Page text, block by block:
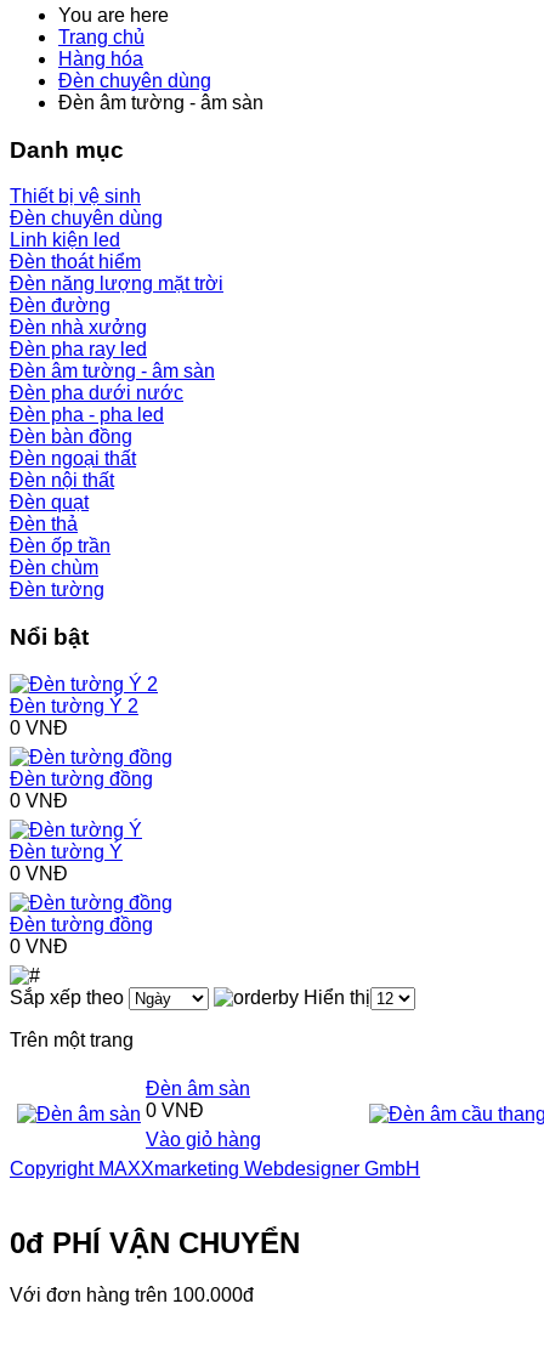
You are here
Trang chủ
Hàng hóa
Đèn chuyên dùng
Đèn âm tường - âm sàn
Danh mục
Thiết bị vệ sinh
Đèn chuyên dùng
Linh kiện led
Đèn thoát hiểm
Đèn năng lượng mặt trời
Đèn đường
Đèn nhà xưởng
Đèn pha ray led
Đèn âm tường - âm sàn
Đèn pha dưới nước
Đèn pha - pha led
Đèn bàn đồng
Đèn ngoại thất
Đèn nội thất
Đèn quạt
Đèn thả
Đèn ốp trần
Đèn chùm
Đèn tường
Nổi bật
Đèn tường Ý 2
0 VNĐ
Đèn tường đồng
0 VNĐ
Đèn tường Ý
0 VNĐ
Đèn tường đồng
0 VNĐ
Sắp xếp theo Hiển thị
Trên một trang
Đèn âm sàn
0 VNĐ
Vào giỏ hàng
Copyright MAXXmarketing Webdesigner GmbH
0đ PHÍ VẬN CHUYỂN
Với đơn hàng trên 100.000đ